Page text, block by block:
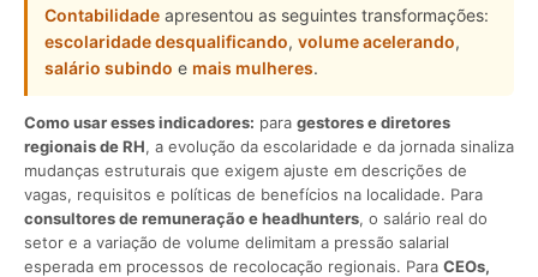
Contabilidade apresentou as seguintes transformações:
escolaridade desqualificando, volume acelerando,
salário subindo e mais mulheres.
Como usar esses indicadores: para gestores e diretores
regionais de RH, a evolução da escolaridade e da jornada sinaliza
mudanças estruturais que exigem ajuste em descrições de
vagas, requisitos e políticas de benefícios na localidade. Para
consultores de remuneração e headhunters, o salário real do
setor e a variação de volume delimitam a pressão salarial
esperada em processos de recolocação regionais. Para CEOs,